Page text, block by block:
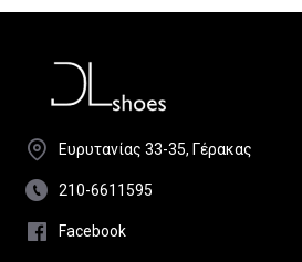
Ευρυτανίας 33-35, Γέρακας
210-6611595
Facebook